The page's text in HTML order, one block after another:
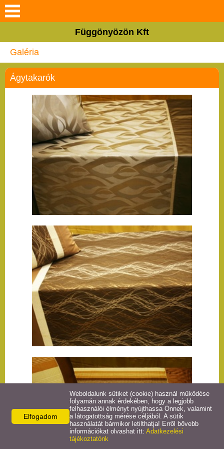
Keresés
Rólunk
Termékeink
Szolgáltatások
Galéria
Hasznos tanácsok
Elérhetőségek
Függönyözön Kft
Galéria
Ágytakarók
Elfogadom
Weboldalunk sütiket (cookie) használ működése
folyamán annak érdekében, hogy a legjobb
felhasználói élményt nyújthassa Önnek, valamint
a látogatottság mérése céljából. A sütik
használatát bármikor letilthatja! Erről bővebb
információkat olvashat itt: Adatkezelési
tájékoztatónk